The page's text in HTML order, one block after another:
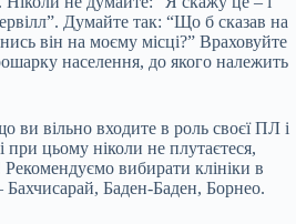
Думайте так: “Що б сказав на
він на моєму місці?” Враховуйте
населення, до якого належить
ви вільно входите в роль своєї ПЛ і
при цьому ніколи не плутаєтеся,
вибирати клініки в
Бахчисарай, Баден-Баден, Борнео.